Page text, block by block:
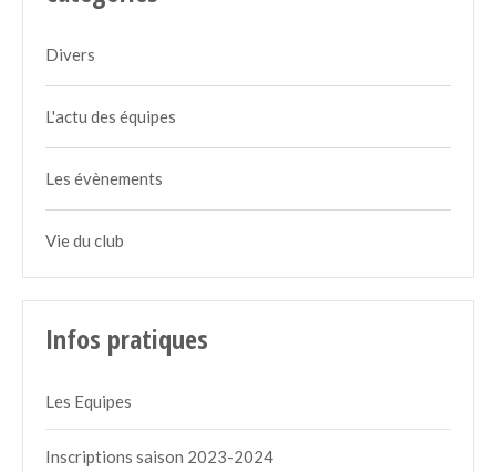
Divers
L'actu des équipes
Les évènements
Vie du club
Infos pratiques
Les Equipes
Inscriptions saison 2023-2024